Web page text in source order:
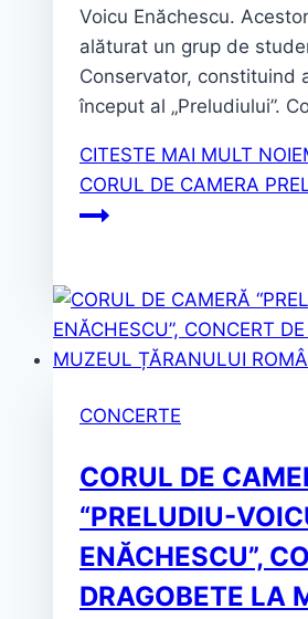
Voicu Enăchescu.
alăturat un grup de
Conservator, constituind
început al „Preludiului”.
CITESTE MAI MULT
CORUL DE CAMERA
CONCERTE
CORUL DE
“PRELUDIU-
ENĂCHESCU”,
DRAGOBETE LA